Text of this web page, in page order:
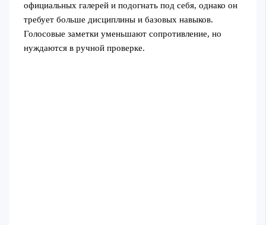
официальных галерей и подогнать под себя, однако он
требует больше дисциплины и базовых навыков.
Голосовые заметки уменьшают сопротивление, но
нуждаются в ручной проверке.